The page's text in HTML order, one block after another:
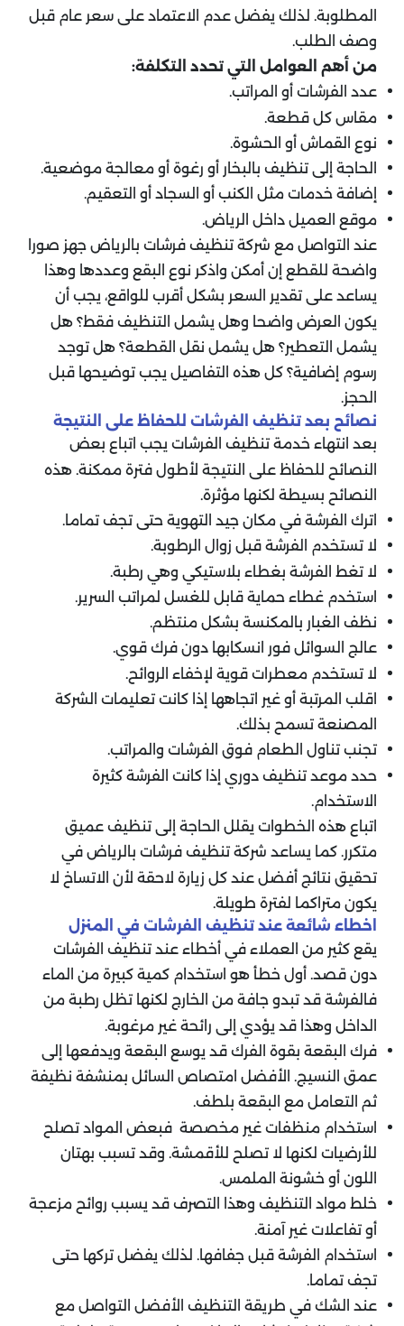
المطلوبة. لذلك يفضل عدم الاعتماد على سعر عام قبل
وصف الطلب.
من أهم العوامل التي تحدد التكلفة:
عدد الفرشات أو المراتب.
مقاس كل قطعة.
نوع القماش أو الحشوة.
الحاجة إلى تنظيف بالبخار أو رغوة أو معالجة موضعية.
إضافة خدمات مثل الكنب أو السجاد أو التعقيم.
موقع العميل داخل الرياض.
عند التواصل مع شركة تنظيف فرشات بالرياض جهز صورا
واضحة للقطع إن أمكن واذكر نوع البقع وعددها وهذا
يساعد على تقدير السعر بشكل أقرب للواقع، يجب أن
يكون العرض واضحا وهل يشمل التنظيف فقط؟ هل
يشمل التعطير؟ هل يشمل نقل القطعة؟ هل توجد
رسوم إضافية؟ كل هذه التفاصيل يجب توضيحها قبل
الحجز.
نصائح بعد تنظيف الفرشات للحفاظ على النتيجة
بعد انتهاء خدمة تنظيف الفرشات يجب اتباع بعض
النصائح للحفاظ على النتيجة لأطول فترة ممكنة. هذه
النصائح بسيطة لكنها مؤثرة.
اترك الفرشة في مكان جيد التهوية حتى تجف تماما.
لا تستخدم الفرشة قبل زوال الرطوبة.
لا تغط الفرشة بغطاء بلاستيكي وهي رطبة.
استخدم غطاء حماية قابل للغسل لمراتب السرير.
نظف الغبار بالمكنسة بشكل منتظم.
عالج السوائل فور انسكابها دون فرك قوي.
لا تستخدم معطرات قوية لإخفاء الروائح.
اقلب المرتبة أو غير اتجاهها إذا كانت تعليمات الشركة
المصنعة تسمح بذلك.
تجنب تناول الطعام فوق الفرشات والمراتب.
حدد موعد تنظيف دوري إذا كانت الفرشة كثيرة
الاستخدام.
اتباع هذه الخطوات يقلل الحاجة إلى تنظيف عميق
متكرر. كما يساعد شركة تنظيف فرشات بالرياض في
تحقيق نتائج أفضل عند كل زيارة لاحقة لأن الاتساخ لا
يكون متراكما لفترة طويلة.
اخطاء شائعة عند تنظيف الفرشات في المنزل
يقع كثير من العملاء في أخطاء عند تنظيف الفرشات
دون قصد. أول خطأ هو استخدام كمية كبيرة من الماء
فالفرشة قد تبدو جافة من الخارج لكنها تظل رطبة من
الداخل وهذا قد يؤدي إلى رائحة غير مرغوبة.
فرك البقعة بقوة الفرك قد يوسع البقعة ويدفعها إلى
عمق النسيج. الأفضل امتصاص السائل بمنشفة نظيفة
ثم التعامل مع البقعة بلطف.
استخدام منظفات غير مخصصة فبعض المواد تصلح
للأرضيات لكنها لا تصلح للأقمشة. وقد تسبب بهتان
اللون أو خشونة الملمس.
خلط مواد التنظيف وهذا التصرف قد يسبب روائح مزعجة
أو تفاعلات غير آمنة.
استخدام الفرشة قبل جفافها. لذلك يفضل تركها حتى
تجف تماما.
عند الشك في طريقة التنظيف الأفضل التواصل مع